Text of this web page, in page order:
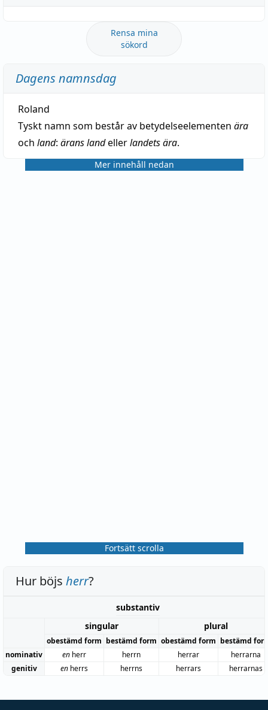
Rensa mina
sökord
Dagens namnsdag
Roland
Tyskt namn som består av betydelseelementen ära
och land: ärans landellerlandets ära.
Mer innehåll nedan
Fortsätt scrolla
Hur böjs herr?
substantiv
singular
plural
obestämd form bestämd form obestämd form bestämd
nominativ
en herr herrn herrar
herrarna
genitiv
en herrs herrns herrars herrarnas